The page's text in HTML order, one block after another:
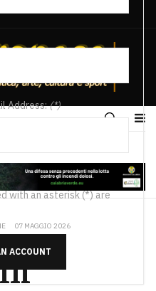
Address:(*)
with an asterisk (*) are
ACCOUNT
07 MAGGIO 2026